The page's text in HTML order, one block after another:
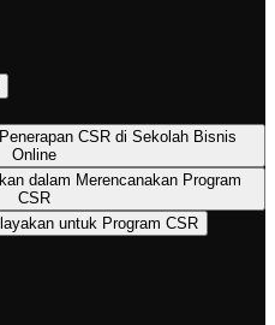
CSR di Sekolah Bisnis
Online
dalam Merencanakan Program
CSR
untuk Program CSR